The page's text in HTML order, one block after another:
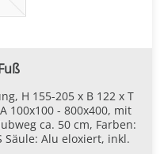
H 155-205 x B 122 x T
100x100 - 800x400, mit
ca. 50 cm, Farben:
Säule: Alu eloxiert, inkl.